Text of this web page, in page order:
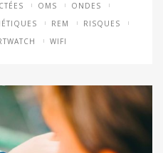
OMS
ONDES
REM
RISQUES
WIFI